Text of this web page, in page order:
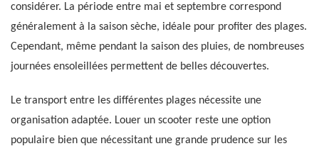
considérer. La période entre mai et septembre correspond
généralement à la saison sèche, idéale pour profiter des plages.
Cependant, même pendant la saison des pluies, de nombreuses
journées ensoleillées permettent de belles découvertes.
Le transport entre les différentes plages nécessite une
organisation adaptée. Louer un scooter reste une option
populaire bien que nécessitant une grande prudence sur les